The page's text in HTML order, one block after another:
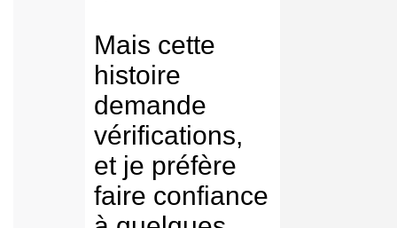
Mais cette
histoire
demande
vérifications,
et je préfère
faire confiance